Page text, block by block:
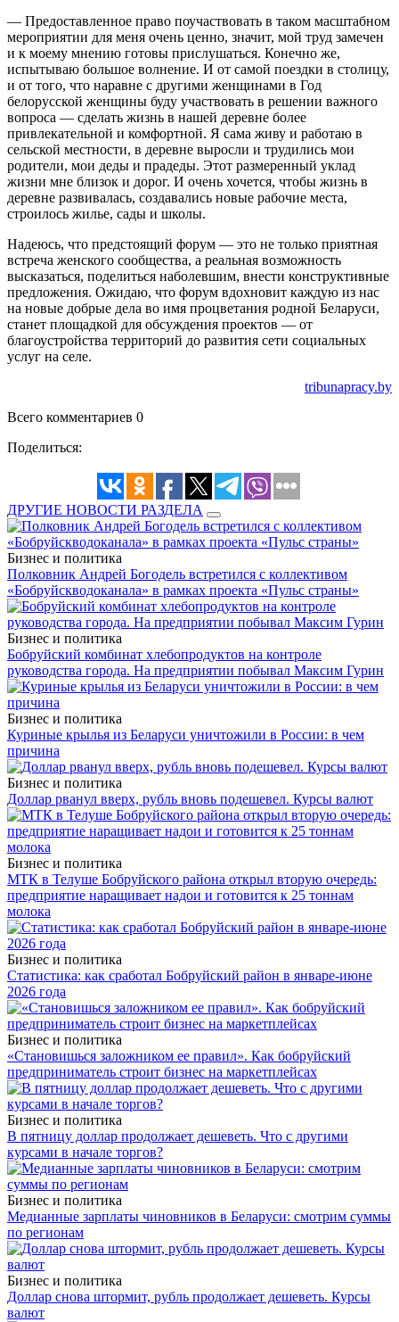
— Предоставленное право поучаствовать в таком масштабном
мероприятии для меня очень ценно, значит, мой труд замечен
и к моему мнению готовы прислушаться. Конечно же,
испытываю большое волнение. И от самой поездки в столицу,
и от того, что наравне с другими женщинами в Год
белорусской женщины буду участвовать в решении важного
вопроса — сделать жизнь в нашей деревне более
привлекательной и комфортной. Я сама живу и работаю в
сельской местности, в деревне выросли и трудились мои
родители, мои деды и прадеды. Этот размеренный уклад
жизни мне близок и дорог. И очень хочется, чтобы жизнь в
деревне развивалась, создавались новые рабочие места,
строилось жилье, сады и школы.
Надеюсь, что предстоящий форум — это не только приятная
встреча женского сообщества, а реальная возможность
высказаться, поделиться наболевшим, внести конструктивные
предложения. Ожидаю, что форум вдохновит каждую из нас
на новые добрые дела во имя процветания родной Беларуси,
станет площадкой для обсуждения проектов — от
благоустройства территорий до развития сети социальных
услуг на селе.
tribunapracy.by
Всего комментариев 0
Поделиться:
ДРУГИЕ НОВОСТИ РАЗДЕЛА
Бизнес и политика
Полковник Андрей Богодель встретился с коллективом
«Бобруйскводоканала» в рамках проекта «Пульс страны»
Бизнес и политика
Бобруйский комбинат хлебопродуктов на контроле
руководства города. На предприятии побывал Максим Гурин
Бизнес и политика
Куриные крылья из Беларуси уничтожили в России: в чем
причина
Бизнес и политика
Доллар рванул вверх, рубль вновь подешевел. Курсы валют
Бизнес и политика
МТК в Телуше Бобруйского района открыл вторую очередь:
предприятие наращивает надои и готовится к 25 тоннам
молока
Бизнес и политика
Статистика: как сработал Бобруйский район в январе-июне
2026 года
Бизнес и политика
«Становишься заложником ее правил». Как бобруйский
предприниматель строит бизнес на маркетплейсах
Бизнес и политика
В пятницу доллар продолжает дешеветь. Что с другими
курсами в начале торгов?
Бизнес и политика
Медианные зарплаты чиновников в Беларуси: смотрим суммы
по регионам
Бизнес и политика
Доллар снова штормит, рубль продолжает дешеветь. Курсы
валют